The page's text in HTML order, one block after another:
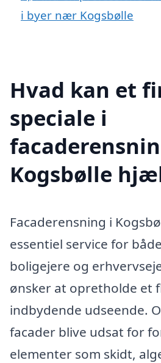
i byer nær Kogsbølle
Hvad kan et
speciale i
Kogsbølle
Facaderensning i
essentiel service for
boligejere og
ønsker at opretholde et
indbydende udseende.
facader blive udsat for
elementer som skidt,